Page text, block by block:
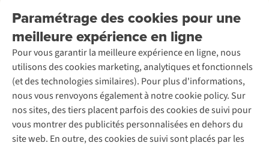
Paramétrage des cookies pour une
meilleure expérience en ligne
Pour vous garantir la meilleure expérience en ligne, nous
utilisons des cookies marketing, analytiques et fonctionnels
(et des technologies similaires). Pour plus d'informations,
nous vous renvoyons également à notre cookie policy. Sur
nos sites, des tiers placent parfois des cookies de suivi pour
vous montrer des publicités personnalisées en dehors du
site web. En outre, des cookies de suivi sont placés par les
Rétractation d'une commande
Entretien & réparations
Garantie
Contactez-nous
À propos d’Ayacucho
Nos magasins
À propos d’A.S.Adventure
Déclaration d'accessibilité
Location / Location sports d’hiver
Entretien de ski
Service de lavage
Entretien de chaussures
Réparation de chaussures
Réparation de vêtements
Retouches
Pour les entreprises
Découvrez
A.S.Magazine
Explore Camp
Gear Check
Expertise & conseils
Abonnez-vous à la newsletter
Suivez-nous